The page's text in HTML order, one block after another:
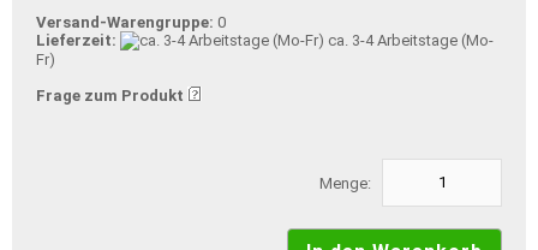
Versand-Warengruppe: 0
Lieferzeit:
ca. 3-4 Arbeitstage (Mo-
Fr)
Frage zum Produkt
Menge: